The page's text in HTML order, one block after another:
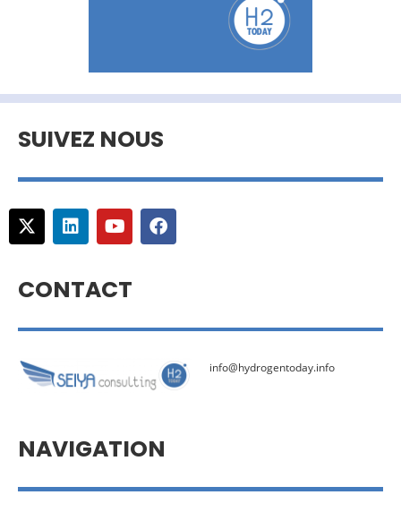
SUIVEZ NOUS
CONTACT
info@hydrogentoday.info
NAVIGATION